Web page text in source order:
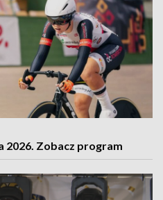
2026. Zobacz program